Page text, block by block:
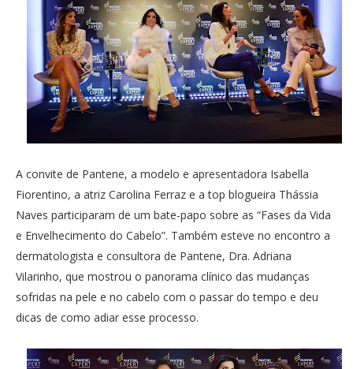
A convite de Pantene, a modelo e apresentadora Isabella
Fiorentino, a atriz Carolina Ferraz e a top blogueira Thássia
Naves participaram de um bate-papo sobre as “Fases da Vida
e Envelhecimento do Cabelo”. Também esteve no encontro a
dermatologista e consultora de Pantene, Dra. Adriana
Vilarinho, que mostrou o panorama clínico das mudanças
sofridas na pele e no cabelo com o passar do tempo e deu
dicas de como adiar esse processo.